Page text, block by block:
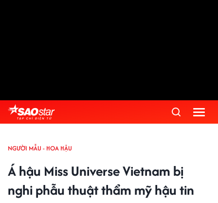
NGƯỜI MẪU - HOA HẬU
Á hậu Miss Universe Vietnam bị
nghi phẫu thuật thẩm mỹ hậu tin